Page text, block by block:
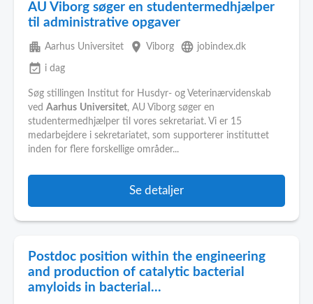
AU Viborg søger en studentermedhjælper
til administrative opgaver
apartment Aarhus Universitet place Viborg language jobindex.dk
event_available i dag
Søg stillingen Institut for Husdyr- og Veterinærvidenskab
ved Aarhus Universitet, AU Viborg søger en
studentermedhjælper til vores sekretariat. Vi er 15
medarbejdere i sekretariatet, som supporterer instituttet
inden for flere forskellige områder...
Se detaljer
Postdoc position within the engineering
and production of catalytic bacterial
amyloids in bacterial...